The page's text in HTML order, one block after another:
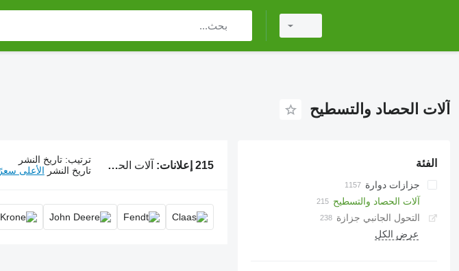
آلات الحصاد والتسطيح
الفئة
جزازات دوارة
آلات الحصاد والتسطيح
التحول الجانبي جزازة
عرض الكل
215 إعلانات: آلات الحصاد والتسطيح ترتيب: تاريخ النشر
تاريخ النشر الأعلى